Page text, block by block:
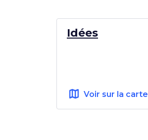
Idées
map Voir sur la carte